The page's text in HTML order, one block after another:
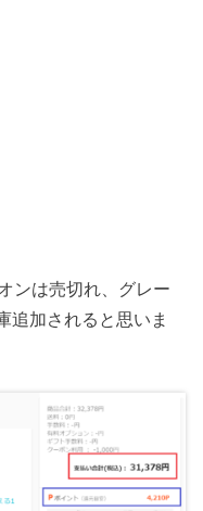
ンは売切れ、グレー
追加されると思いま